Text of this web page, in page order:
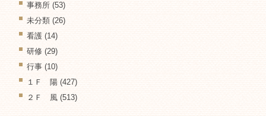
事務所 (53)
未分類 (26)
看護 (14)
研修 (29)
行事 (10)
１Ｆ 陽 (427)
２Ｆ 風 (513)